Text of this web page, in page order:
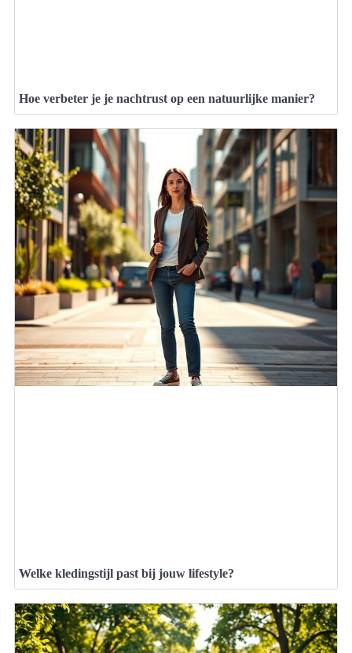
Hoe verbeter je je nachtrust op een natuurlijke manier?
Welke kledingstijl past bij jouw lifestyle?